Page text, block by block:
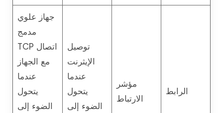
الرابط
مؤشر
الارتباط
توصيل
الإيثرنت
عندما
يتحول
الضوء إلى
جهاز علوي
مدمج
اتصال TCP
مع الجهاز
عندما
يتحول
الضوء إلى